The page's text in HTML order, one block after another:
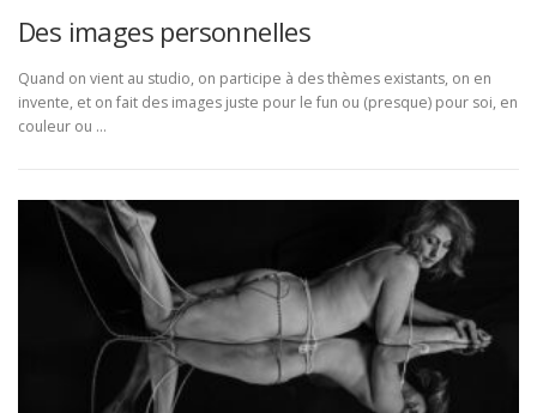
Des images personnelles
Quand on vient au studio, on participe à des thèmes existants, on en
invente, et on fait des images juste pour le fun ou (presque) pour soi, en
couleur ou …